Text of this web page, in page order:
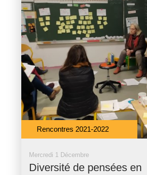
Rencontres 2021-2022
Mercredi 1 Décembre
Diversité de pensées en